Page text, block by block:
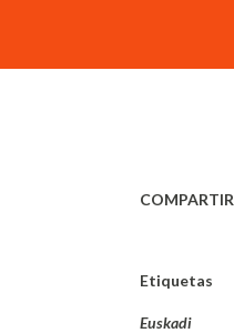
COMPARTIR
Etiquetas
Euskadi